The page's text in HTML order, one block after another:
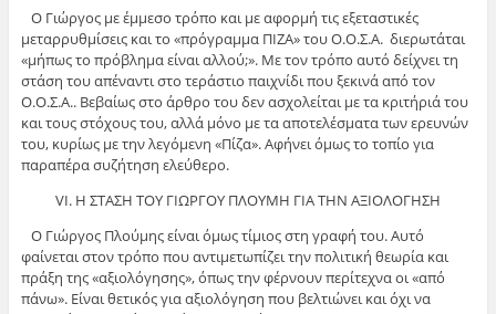
Ο Γιώργος με έμμεσο τρόπο και με αφορμή τις εξεταστικές
μεταρρυθμίσεις και το «πρόγραμμα ΠΙΖΑ» του Ο.Ο.Σ.Α. διερωτάται
«μήπως το πρόβλημα είναι αλλού;». Με τον τρόπο αυτό δείχνει τη
στάση του απέναντι στο τεράστιο παιχνίδι που ξεκινά από τον
Ο.Ο.Σ.Α.. Βεβαίως στο άρθρο του δεν ασχολείται με τα κριτήριά του
και τους στόχους του, αλλά μόνο με τα αποτελέσματα των ερευνών
του, κυρίως με την λεγόμενη «Πίζα». Αφήνει όμως το τοπίο για
παραπέρα συζήτηση ελεύθερο.
VΙ. Η ΣΤΑΣΗ ΤΟΥ ΓΙΩΡΓΟΥ ΠΛΟΥΜΗ ΓΙΑ ΤΗΝ ΑΞΙΟΛΟΓΗΣΗ
Ο Γιώργος Πλούμης είναι όμως τίμιος στη γραφή του. Αυτό
φαίνεται στον τρόπο που αντιμετωπίζει την πολιτική θεωρία και
πράξη της «αξιολόγησης», όπως την φέρνουν περίτεχνα οι «από
πάνω». Είναι θετικός για αξιολόγηση που βελτιώνει και όχι να